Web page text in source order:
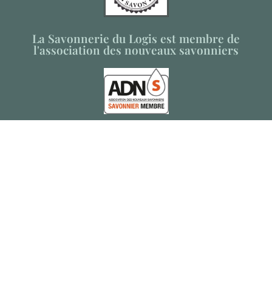
La Savonnerie du Logis est membre de
l'association des nouveaux savonniers